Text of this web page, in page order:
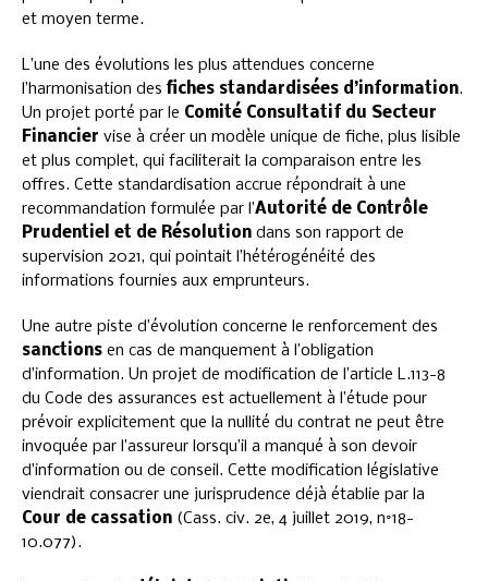
et moyen terme.
L’une des évolutions les plus attendues concerne
l’harmonisation desfiches standardisées d’information.
Un projet porté par le Comité Consultatif du Secteur
Financier vise à créer un modèle unique de fiche, plus lisible
et plus complet, qui faciliterait la comparaison entre les
offres. Cette standardisation accrue répondrait à une
recommandation formulée par l’Autorité de Contrôle
Prudentiel et de Résolution dans son rapport de
supervision 2021, qui pointait l’hétérogénéité des
informations fournies aux emprunteurs.
Une autre piste d’évolution concerne le renforcement des
sanctions en cas de manquement à l’obligation
d’information. Un projet de modification de l’article L.113-8
du Code des assurances est actuellement à l’étude pour
prévoir explicitement que la nullité du contrat ne peut être
invoquée par l’assureur lorsqu’il a manqué à son devoir
d’information ou de conseil. Cette modification législative
viendrait consacrer une jurisprudence déjà établie par la
Cour de cassation (Cass. civ. 2e, 4 juillet 2019, n°18-
10.077).